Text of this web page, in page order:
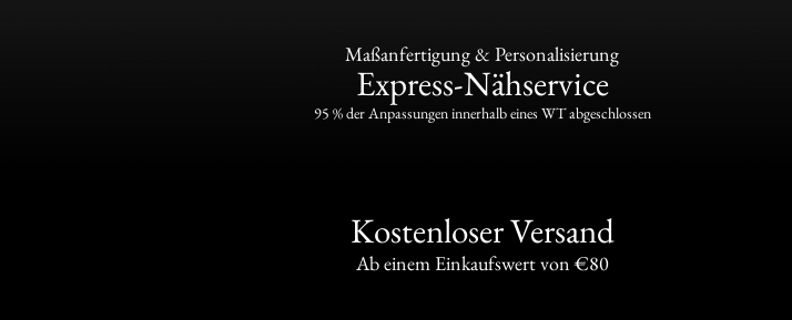
Maßanfertigung & Personalisierung
Express-Nähservice
95 % der Anpassungen innerhalb eines WT abgeschlossen
Kostenloser Versand
Ab einem Einkaufswert von €80